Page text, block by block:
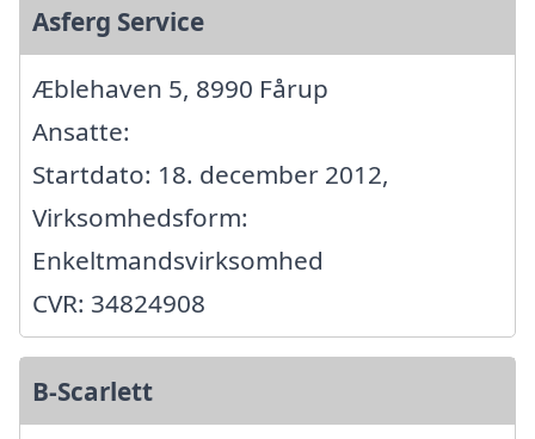
Asferg Service
Æblehaven 5, 8990 Fårup
Ansatte:
Startdato: 18. december 2012,
Virksomhedsform:
Enkeltmandsvirksomhed
CVR: 34824908
B-Scarlett